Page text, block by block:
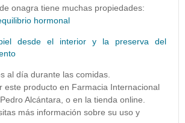
onagra tiene muchas propiedades:
hormonal
desde el interior y la preserva del
al día durante las comidas.
este producto en Farmacia Internacional
Alcántara, o en la tienda online.
más información sobre su uso y